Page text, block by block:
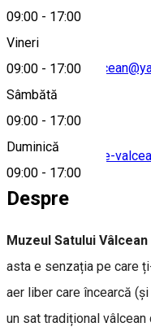
09:00 - 17:00
Vineri
09:00 - 17:00
Sâmbătă
09:00 - 17:00
Duminică
09:00 - 17:00
http://www.muzee-
Despre
Muzeul Satului Vâlcean
asta e senzația pe care
aer liber care încearcă
un sat tradițional vâlcean